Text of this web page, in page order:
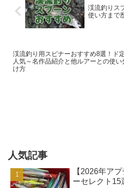
渓流釣りス
使い方まで
渓流釣り用スピナーおすすめ8選！ド
人気～名作品紹介と他ルアーとの使い
け方
人気記事
【2026年ア
ーセレクト15